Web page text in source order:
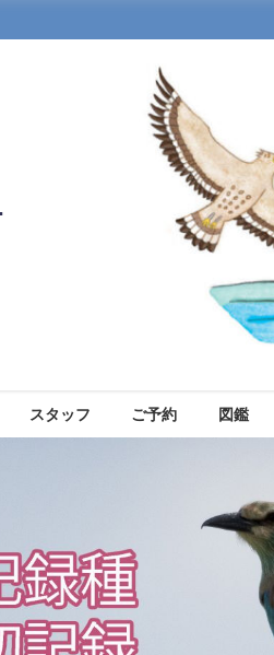
スタッフ ご予約 図鑑